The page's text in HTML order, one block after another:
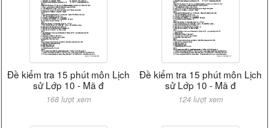
Đề kiểm tra 15 phút môn Lịch
sử Lớp 10 - Mã đ
168 lượt xem
Đề kiểm tra 15 phút môn Lịch
sử Lớp 10 - Mã đ
124 lượt xem